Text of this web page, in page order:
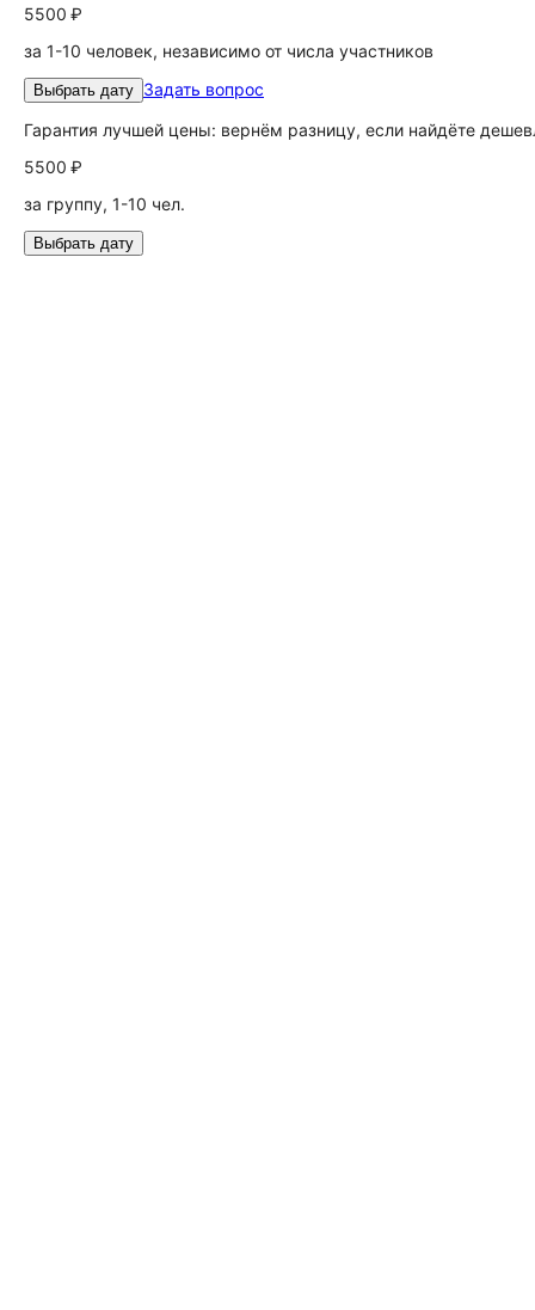
5500 ₽
за 1-10 человек, независимо от числа участников
Выбрать дату Задать вопрос
Гарантия лучшей цены: вернём разницу, если найдёте
5500 ₽
за группу, 1-10 чел.
Выбрать дату